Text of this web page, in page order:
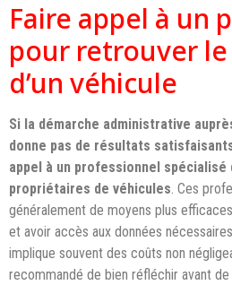
Faire appel à un
pour retrouver
d’un véhicule
Si la démarche administrative
donne pas de résultats
appel à un professionnel spécialisé
propriétaires de véhicules. Ces
généralement de moyens plus
et avoir accès aux données
implique souvent des coûts non
recommandé de bien réfléchir avant